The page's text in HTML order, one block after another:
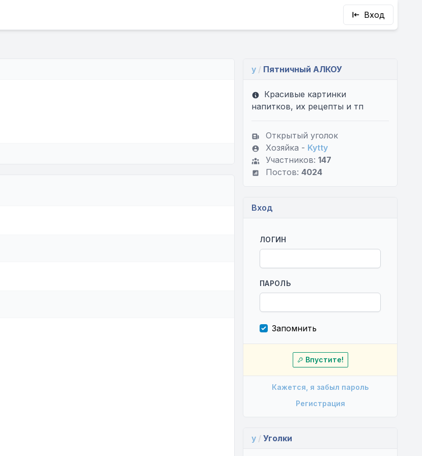
Вход
y / Пятничный АЛКОУ
Красивые картинки
напитков, их рецепты и тп
Открытый уголок
Хозяйка - Kytty
Участников: 147
Постов: 4024
Вход
ЛОГИН
ПАРОЛЬ
Запомнить
Впустите!
Кажется, я забыл пароль
Регистрация
y / Уголки